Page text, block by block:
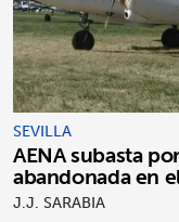
SEVILLA
AENA subasta
abandonada en
J.J. SARABIA